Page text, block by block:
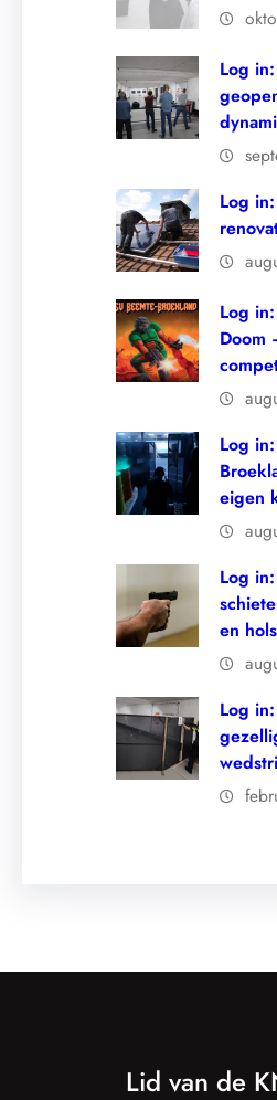
Log
Log
Log
Doom
Log
eigen
Log
en
Log
Lid van de